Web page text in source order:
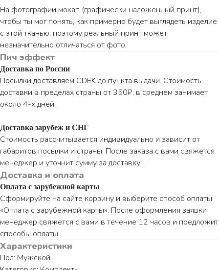
На фотографии мокап (графически наложенный принт),
чтобы ты мог понять, как примерно будет выглядеть изделие
с этой тканью, поэтому реальный принт может
незначительно отличаться от фото.
Пич эффект
Доставка по России
Посылки доставляем CDEK до пункта выдачи. Стоимость
доставки в пределах страны от 350₽, в среднем занимает
около 4-х дней.
Доставка зарубеж и СНГ
Стоимость рассчитывается индивидуально и зависит от
габаритов посылки и страны. После заказа с вами свяжется
менеджер и уточнит сумму за доставку.
Доставка и оплата
Оплата с зарубежной карты
Сформируйте на сайте корзину и выберите способ оплаты
«Оплата с зарубежной карты». После оформления заявки
менеджер свяжется с вами в течение 12 часов и предложит
способы оплаты.
Характеристики
Пол: Мужской